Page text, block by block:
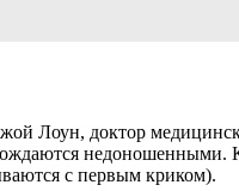
Лоун, доктор
с первым криком).